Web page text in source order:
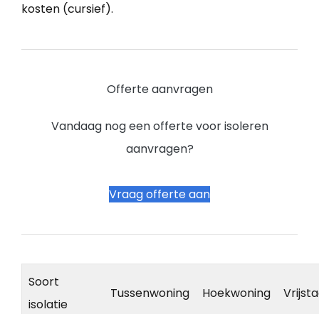
kosten (cursief).
Offerte aanvragen
Vandaag nog een offerte voor isoleren
aanvragen?
Vraag offerte aan
Soort
isolatie
Tussenwoning Hoekwoning